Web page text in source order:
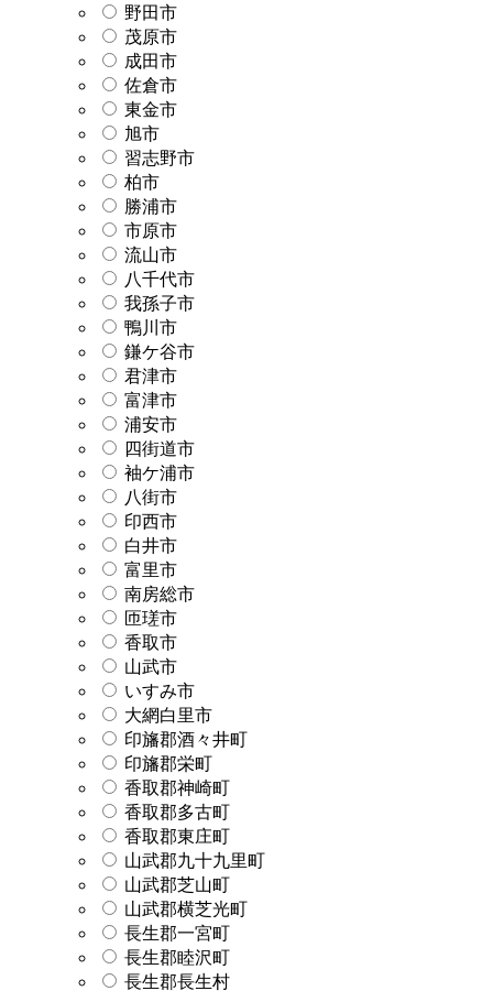
野田市
茂原市
成田市
佐倉市
東金市
旭市
習志野市
柏市
勝浦市
市原市
流山市
八千代市
我孫子市
鴨川市
鎌ケ谷市
君津市
富津市
浦安市
四街道市
袖ケ浦市
八街市
印西市
白井市
富里市
南房総市
匝瑳市
香取市
山武市
いすみ市
大網白里市
印旛郡酒々井町
印旛郡栄町
香取郡神崎町
香取郡多古町
香取郡東庄町
山武郡九十九里町
山武郡芝山町
山武郡横芝光町
長生郡一宮町
長生郡睦沢町
長生郡長生村